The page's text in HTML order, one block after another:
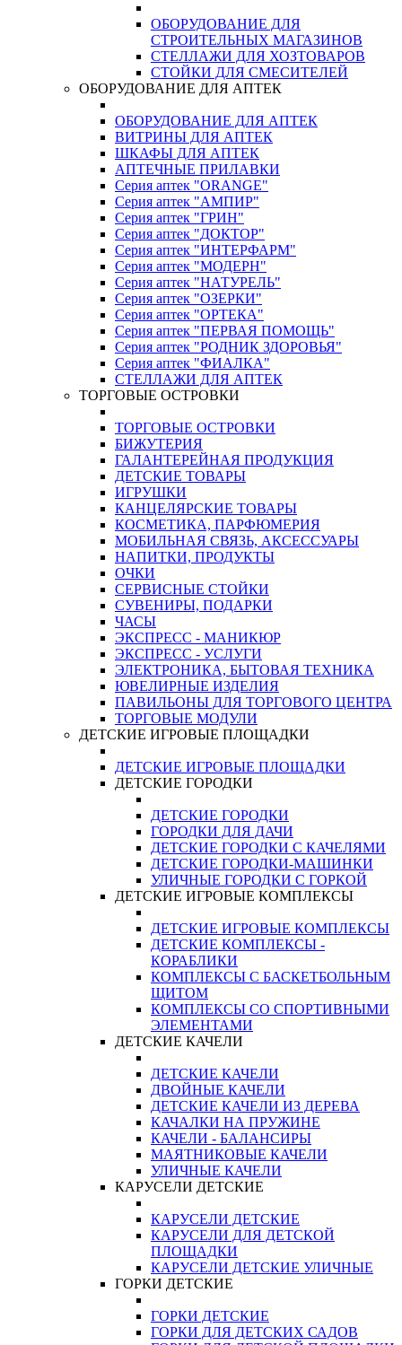
ОБОРУДОВАНИЕ ДЛЯ
СТРОИТЕЛЬНЫХ МАГАЗИНОВ
СТЕЛЛАЖИ ДЛЯ ХОЗТОВАРОВ
СТОЙКИ ДЛЯ СМЕСИТЕЛЕЙ
ОБОРУДОВАНИЕ ДЛЯ АПТЕК
ОБОРУДОВАНИЕ ДЛЯ АПТЕК
ВИТРИНЫ ДЛЯ АПТЕК
ШКАФЫ ДЛЯ АПТЕК
АПТЕЧНЫЕ ПРИЛАВКИ
Серия аптек "ORANGE"
Серия аптек "АМПИР"
Серия аптек "ГРИН"
Серия аптек "ДОКТОР"
Серия аптек "ИНТЕРФАРМ"
Серия аптек "МОДЕРН"
Серия аптек "НАТУРЕЛЬ"
Серия аптек "ОЗЕРКИ"
Серия аптек "ОРТЕКА"
Серия аптек "ПЕРВАЯ ПОМОЩЬ"
Серия аптек "РОДНИК ЗДОРОВЬЯ"
Серия аптек "ФИАЛКА"
СТЕЛЛАЖИ ДЛЯ АПТЕК
ТОРГОВЫЕ ОСТРОВКИ
ТОРГОВЫЕ ОСТРОВКИ
БИЖУТЕРИЯ
ГАЛАНТЕРЕЙНАЯ ПРОДУКЦИЯ
ДЕТСКИЕ ТОВАРЫ
ИГРУШКИ
КАНЦЕЛЯРСКИЕ ТОВАРЫ
КОСМЕТИКА, ПАРФЮМЕРИЯ
МОБИЛЬНАЯ СВЯЗЬ, АКСЕССУАРЫ
НАПИТКИ, ПРОДУКТЫ
ОЧКИ
СЕРВИСНЫЕ СТОЙКИ
СУВЕНИРЫ, ПОДАРКИ
ЧАСЫ
ЭКСПРЕСС - МАНИКЮР
ЭКСПРЕСС - УСЛУГИ
ЭЛЕКТРОНИКА, БЫТОВАЯ ТЕХНИКА
ЮВЕЛИРНЫЕ ИЗДЕЛИЯ
ПАВИЛЬОНЫ ДЛЯ ТОРГОВОГО ЦЕНТРА
ТОРГОВЫЕ МОДУЛИ
ДЕТСКИЕ ИГРОВЫЕ ПЛОЩАДКИ
ДЕТСКИЕ ИГРОВЫЕ ПЛОЩАДКИ
ДЕТСКИЕ ГОРОДКИ
ДЕТСКИЕ ГОРОДКИ
ГОРОДКИ ДЛЯ ДАЧИ
ДЕТСКИЕ ГОРОДКИ С КАЧЕЛЯМИ
ДЕТСКИЕ ГОРОДКИ-МАШИНКИ
УЛИЧНЫЕ ГОРОДКИ С ГОРКОЙ
ДЕТСКИЕ ИГРОВЫЕ КОМПЛЕКСЫ
ДЕТСКИЕ ИГРОВЫЕ КОМПЛЕКСЫ
ДЕТСКИЕ КОМПЛЕКСЫ -
КОРАБЛИКИ
КОМПЛЕКСЫ С БАСКЕТБОЛЬНЫМ
ЩИТОМ
КОМПЛЕКСЫ СО СПОРТИВНЫМИ
ЭЛЕМЕНТАМИ
ДЕТСКИЕ КАЧЕЛИ
ДЕТСКИЕ КАЧЕЛИ
ДВОЙНЫЕ КАЧЕЛИ
ДЕТСКИЕ КАЧЕЛИ ИЗ ДЕРЕВА
КАЧАЛКИ НА ПРУЖИНЕ
КАЧЕЛИ - БАЛАНСИРЫ
МАЯТНИКОВЫЕ КАЧЕЛИ
УЛИЧНЫЕ КАЧЕЛИ
КАРУСЕЛИ ДЕТСКИЕ
КАРУСЕЛИ ДЕТСКИЕ
КАРУСЕЛИ ДЛЯ ДЕТСКОЙ
ПЛОЩАДКИ
КАРУСЕЛИ ДЕТСКИЕ УЛИЧНЫЕ
ГОРКИ ДЕТСКИЕ
ГОРКИ ДЕТСКИЕ
ГОРКИ ДЛЯ ДЕТСКИХ САДОВ